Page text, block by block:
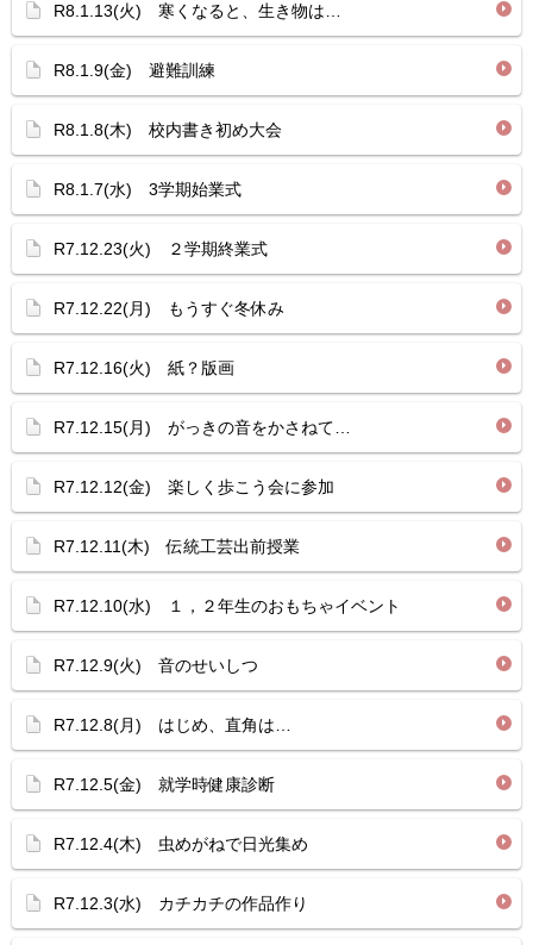
R8.1.13(火) 寒くなると、生き物は…
R8.1.9(金) 避難訓練
R8.1.8(木) 校内書き初め大会
R8.1.7(水) 3学期始業式
R7.12.23(火) ２学期終業式
R7.12.22(月) もうすぐ冬休み
R7.12.16(火) 紙？版画
R7.12.15(月) がっきの音をかさねて…
R7.12.12(金) 楽しく歩こう会に参加
R7.12.11(木) 伝統工芸出前授業
R7.12.10(水) １，２年生のおもちゃイベント
R7.12.9(火) 音のせいしつ
R7.12.8(月) はじめ、直角は…
R7.12.5(金) 就学時健康診断
R7.12.4(木) 虫めがねで日光集め
R7.12.3(水) カチカチの作品作り